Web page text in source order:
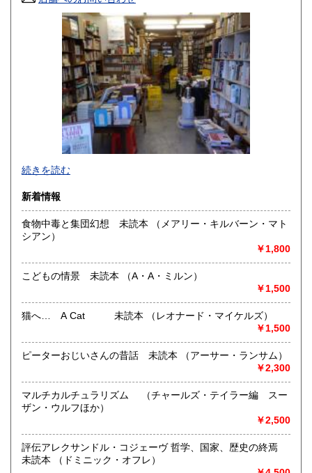
300円 愛媛県
300円 福岡県
300円 長崎県
300円 大分県
300円 鹿児島県
沖縄県
ゆったり本の選べる風通しのよい店です。ぜひ一度お立ち寄
沿線名：静岡鉄道
最寄駅：北街道沿い、新静岡セノバより徒歩5分 JR静岡駅
より徒歩15分
営業時間：11:00より20:00
書籍の買取について
店頭、または出張買取をしております。お車でお越しの際
は、隣にコインパーキングがございます。駐車代金をお支払
いいたしますので、お知らせください。その他詳細はブログ
取り扱い分野
哲学宗教、歴史、美術工芸、外国文学、サブカルチャー
続きを読む
新着情報
食物中毒と集団幻想 未読本 （メアリー・キルバーン・マト
シアン）
￥1,800
こどもの情景 未読本 （A・A・ミルン）
￥1,500
猫へ… A Cat 未読本 （レオナード・マイケルズ）
￥1,500
ピーターおじいさんの昔話 未読本 （アーサー・ランサム）
￥2,300
マルチカルチュラリズム （チャールズ・テイラー編 スー
ザン・ウルフほか）
￥2,500
評伝アレクサンドル・コジェーヴ 哲学、国家、歴史の終焉
未読本 （ドミニック・オフレ）